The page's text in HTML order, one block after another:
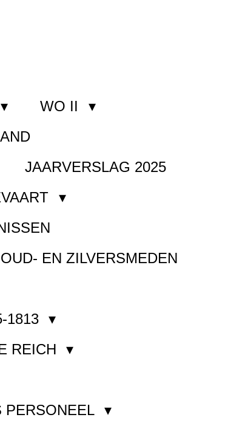
WO II
JAARVERSLAG 2025
EN ZILVERSMEDEN
1813
REICH
PERSONEEL